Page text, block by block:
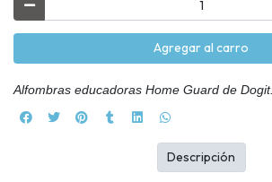
Agregar al carro
Alfombras educadoras Home Guard de Dogit.
Descripción